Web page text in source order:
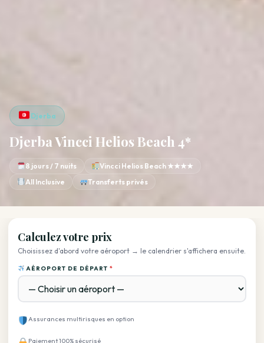
Djerba
Djerba Vincci Helios Beach 4*
8 jours / 7 nuits
Vincci Helios Beach ★★★★
All Inclusive
Transferts privés
Calculez votre prix
Choisissez d'abord votre aéroport → le calendrier s'affichera ensuite.
AÉROPORT DE DÉPART*
Assurances multirisques en option
Paiement 100% sécurisé